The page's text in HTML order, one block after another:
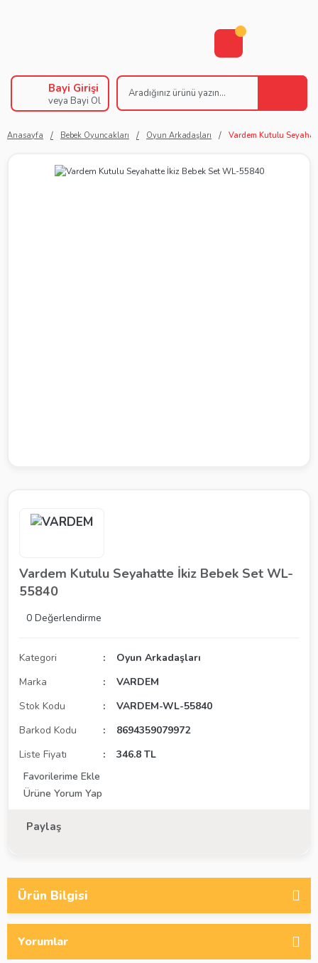
Bayi Girişi
veya Bayi Ol
Anasayfa Bebek Oyuncakları Oyun Arkadaşları Vardem Kutulu
Vardem Kutulu Seyahatte İkiz Bebek Set WL-
55840
0 Değerlendirme
Kategori
Oyun Arkadaşları
Marka
VARDEM
Stok Kodu
VARDEM-WL-55840
Barkod Kodu
8694359079972
Liste Fiyatı
346.8 TL
Ürüne Yorum Yap
Paylaş
Ürün Bilgisi
Yorumlar